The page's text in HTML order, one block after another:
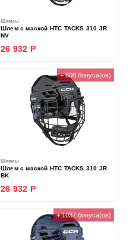
Шлемы
Шлем с маской HTC TACKS 310 JR
NV
26 932 Р
+ 808 бонуса(ов)
Шлемы
Шлем с маской HTC TACKS 310 JR
BK
26 932 Р
+ 1037 бонуса(ов)